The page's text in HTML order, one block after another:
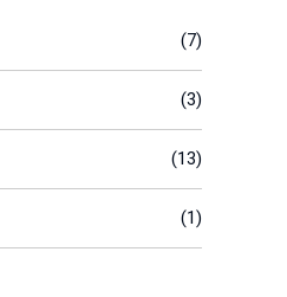
(7)
(3)
(13)
(1)